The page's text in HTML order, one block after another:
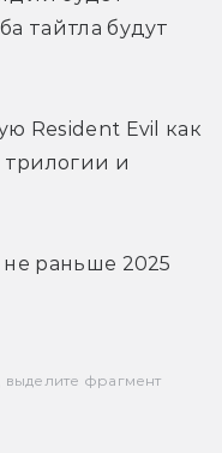
тайтла будут
Resident Evil как
и
не раньше 2025
выделите фрагмент